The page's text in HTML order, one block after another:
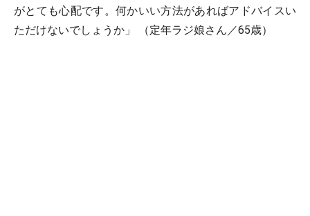
がとても心配です。何かいい方法があればアドバイスい
ただけないでしょうか」 （定年ラジ娘さん／65歳）